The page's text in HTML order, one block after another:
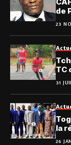
de
23
TC
31
la
26